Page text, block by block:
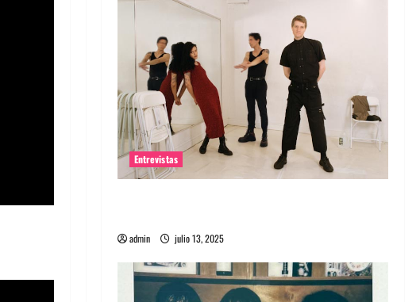
Entrevistas
admin julio 13, 2025